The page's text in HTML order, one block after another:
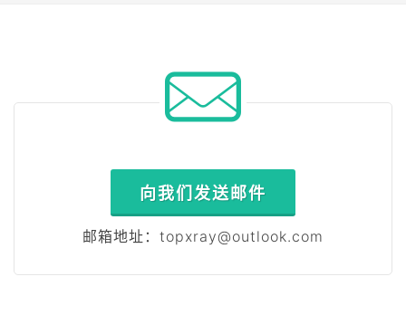
向我们发送邮件
邮箱地址： topxray@outlook.com